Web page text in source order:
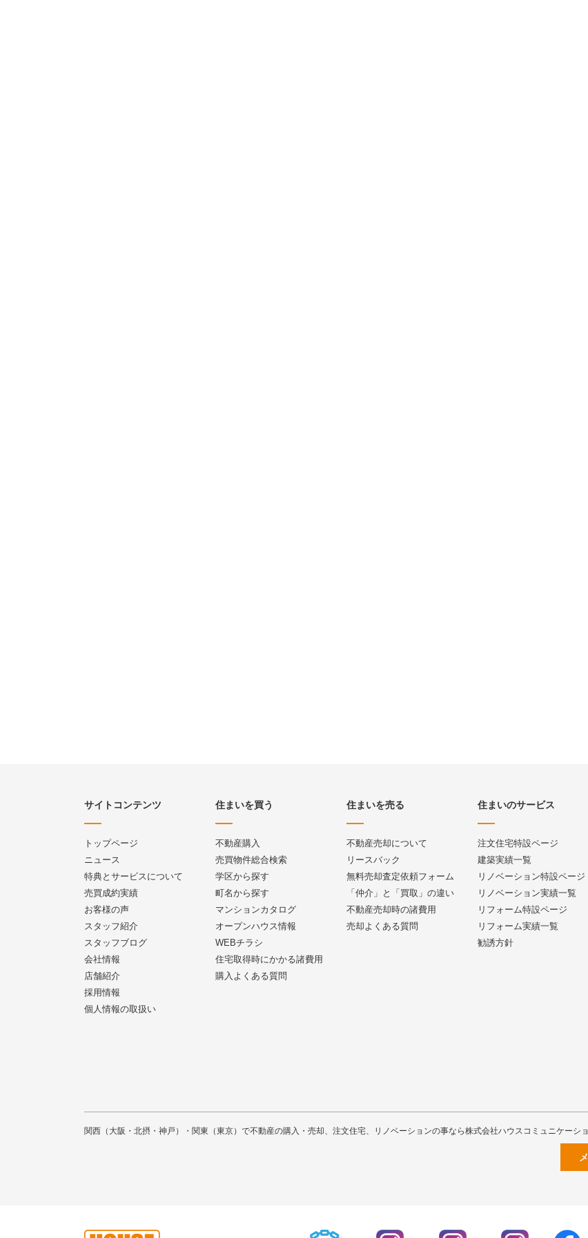
サイトコンテンツ
トップページ
ニュース
特典とサービスについて
売買成約実績
お客様の声
スタッフ紹介
スタッフブログ
会社情報
店舗紹介
採用情報
個人情報の取扱い
住まいを買う
不動産購入
売買物件総合検索
学区から探す
町名から探す
マンションカタログ
オープンハウス情報
WEBチラシ
住宅取得時にかかる諸費用
購入よくある質問
住まいを売る
不動産売却について
リースバック
無料売却査定依頼フォーム
「仲介」と「買取」の違い
不動産売却時の諸費用
売却よくある質問
住まいのサービス
注文住宅特設ページ
建築実績一覧
リノベーション特設ページ
リノベーション実績一覧
リフォーム特設ページ
リフォーム実績一覧
勧誘方針
関西（大阪・北摂・神戸）・関東（東京）で不動産の購入・売却、注文住宅、リノベーションの事なら株式会社ハウスコミュニケーシ